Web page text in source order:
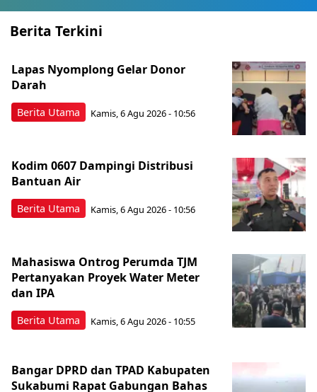
Berita Terkini
Berita Utama
Lapas Nyomplong Gelar Donor
Darah
Kamis, 6 Agu 2026 - 10:56
Berita Utama
Kodim 0607 Dampingi Distribusi
Bantuan Air
Kamis, 6 Agu 2026 - 10:56
Berita Utama
Mahasiswa Ontrog Perumda TJM
Pertanyakan Proyek Water Meter
dan IPA
Kamis, 6 Agu 2026 - 10:55
Bangar DPRD dan TPAD Kabupaten
Sukabumi Rapat Gabungan Bahas